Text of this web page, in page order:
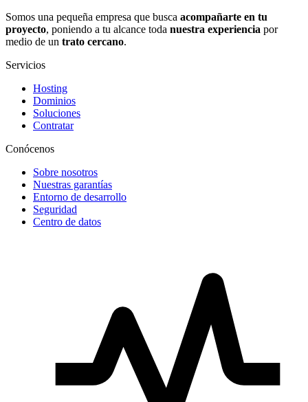
Somos una pequeña empresa que busca acompañarte en tu
proyecto, poniendo a tu alcance toda nuestra experiencia por
medio de un trato cercano.
Servicios
Hosting
Dominios
Soluciones
Contratar
Conócenos
Sobre nosotros
Nuestras garantías
Entorno de desarrollo
Seguridad
Centro de datos